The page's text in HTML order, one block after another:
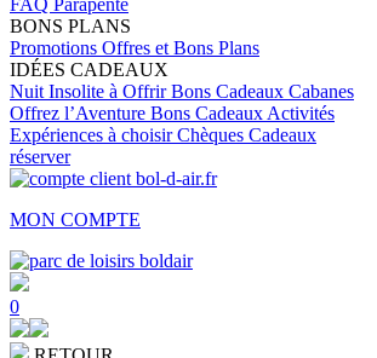
FAQ Parapente
BONS PLANS
Promotions Offres et Bons Plans
IDÉES CADEAUX
Nuit Insolite à OffrirBons Cadeaux Cabanes
Offrez l’Aventure Bons Cadeaux Activités
Expériences à choisirChèques Cadeaux
réserver
MON COMPTE
0